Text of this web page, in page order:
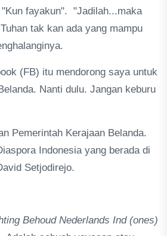
"Kun fayakun". "Jadilah...maka
tak kan ada yang mampu
(FB) itu mendorong saya untuk
Nanti dulu. Jangan keburu
Pemerintah Kerajaan Belanda.
Indonesia yang berada di
Setjodirejo.
Behoud Nederlands Ind (ones)